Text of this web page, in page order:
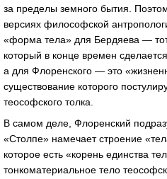
за пределы земного бытия.
версиях философской
«форма тела» для Бердяева —
который в конце времен
а для Флоренского — это
существование которого
теософского толка.
В самом деле, Флоренский
«Столпе» намечает строение
которое есть «корень единства
тонкоматериальное тело